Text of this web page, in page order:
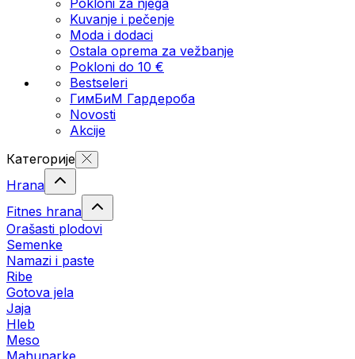
Kuvanje i pečenje
Moda i dodaci
Ostala oprema za vežbanje
Pokloni do 10 €
Bestseleri
ГимБиМ Гардeробa
Novosti
Akcije
Категорије
Hrana
Fitnes hrana
Orašasti plodovi
Semenke
Namazi i paste
Ribe
Gotova jela
Јаја
Hleb
Meso